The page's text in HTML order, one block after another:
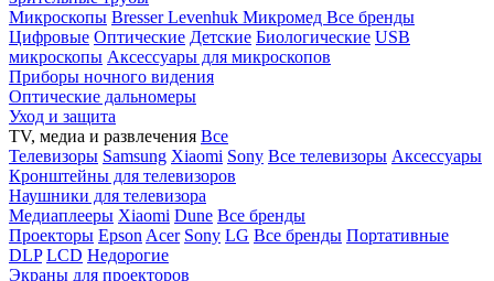
Микроскопы BresserLevenhuk Микромед Все бренды
Цифровые Оптические Детские Биологические USB
микроскопы Аксессуары для микроскопов
Приборы ночного видения
Оптические дальномеры
Уход и защита
TV, медиа и развлечения Все
Телевизоры Samsung Xiaomi Sony Все телевизоры Аксессуары
Кронштейны для телевизоров
Наушники для телевизора
Медиаплееры Xiaomi Dune Все бренды
Проекторы Epson Acer Sony LG Все бренды Портативные
DLP LCD Недорогие
Экраны для проекторов